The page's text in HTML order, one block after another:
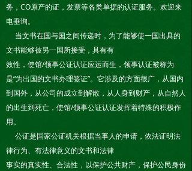
务，CO原产的证，发票等各类单据的认证服务。欢迎来
电垂询。
当文书在国与国之间传递时，为了能够使一国出具的
文书能够被另一国所接受，具有有
效性，使馆/领事公证认证应运而生，领事认证被称为
是“为出国的文书办理签证”。它涉及的方面很广，从国内
到国外，从公司的成立到解散，从人身到财产，从自然人
的出生到死亡，使馆/领事公证认证发挥着特殊的积极作
用。
公证是国家公证机关根据当事人的申请，依法证明法
律行为、有法律意义的文书和法律
事实的真实性、合法性，以保护公共财产，保护公民身份